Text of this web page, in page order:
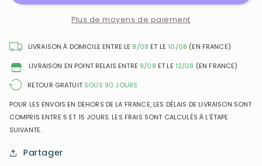
Wood
Salt
Eau
de
Mixte
Wood
Sage
Salt
Eau
de
Mixte
Plus de moyens de paiement
LIVRAISON À DOMICILE ENTRE LE 8/08 ET LE 10/08 (EN FRANCE)
LIVRAISON EN POINT RELAIS ENTRE 9/08 ET LE 12/08 (EN FRANCE)
RETOUR GRATUIT SOUS 90 JOURS
POUR LES ENVOIS EN DEHORS DE LA FRANCE, LES DÉLAIS DE LIVRAISON SONT
COMPRIS ENTRE 5 ET 15 JOURS. LES FRAIS SONT CALCULÉS À L’ÉTAPE
SUIVANTE.
Partager